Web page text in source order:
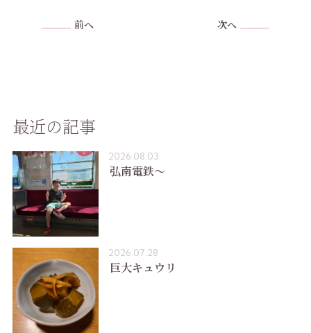
前へ 次へ
最近の記事
2026.08.03
弘南電鉄〜
2026.07.28
巨大キュウリ